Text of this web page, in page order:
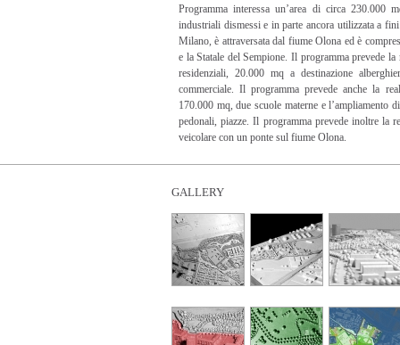
Programma interessa un’area di circa 230.000
industriali dismessi e in parte ancora utilizzata a
Milano, è attraversata dal fiume Olona ed è
e la Statale del Sempione. Il programma prevede
residenziali, 20.000 mq a destinazione
commerciale. Il programma prevede anche la
170.000 mq, due scuole materne e l’ampliamento
pedonali, piazze. Il programma prevede inoltre la
veicolare con un ponte sul fiume Olona.
GALLERY